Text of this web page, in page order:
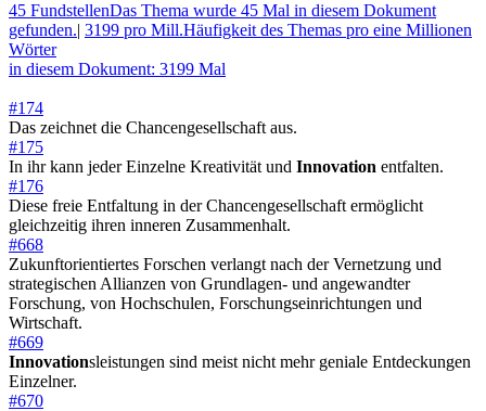
45 FundstellenDas Thema wurde 45 Mal in diesem Dokument
gefunden.| 3199 pro Mill.Häufigkeit des Themas pro eine Millionen
Wörter
in diesem Dokument: 3199 Mal
#174
Das zeichnet die Chancengesellschaft aus.
#175
In ihr kann jeder Einzelne Kreativität und Innovation entfalten.
#176
Diese freie Entfaltung in der Chancengesellschaft ermöglicht
gleichzeitig ihren inneren Zusammenhalt.
#668
Zukunftorientiertes Forschen verlangt nach der Vernetzung und
strategischen Allianzen von Grundlagen- und angewandter
Forschung, von Hochschulen, Forschungseinrichtungen und
Wirtschaft.
#669
Innovationsleistungen sind meist nicht mehr geniale Entdeckungen
Einzelner.
#670